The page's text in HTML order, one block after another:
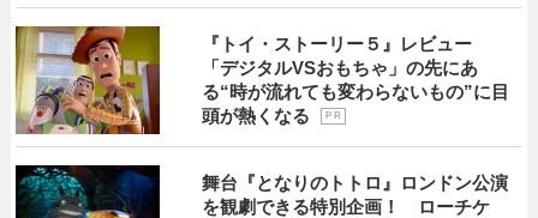
『トイ・ストーリー５』レビュー
「デジタルVSおもちゃ」の先にあ
る“時が流れても変わらないもの”に目
頭が熱くなる
P R
舞台『となりのトトロ』ロンドン公演
を観劇できる特別企画！ ローチケ